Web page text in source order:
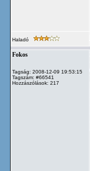
Haladó
Fokos
Tagság: 2008-12-09 19:53:15
Tagszám: #66541
Hozzászólások: 217